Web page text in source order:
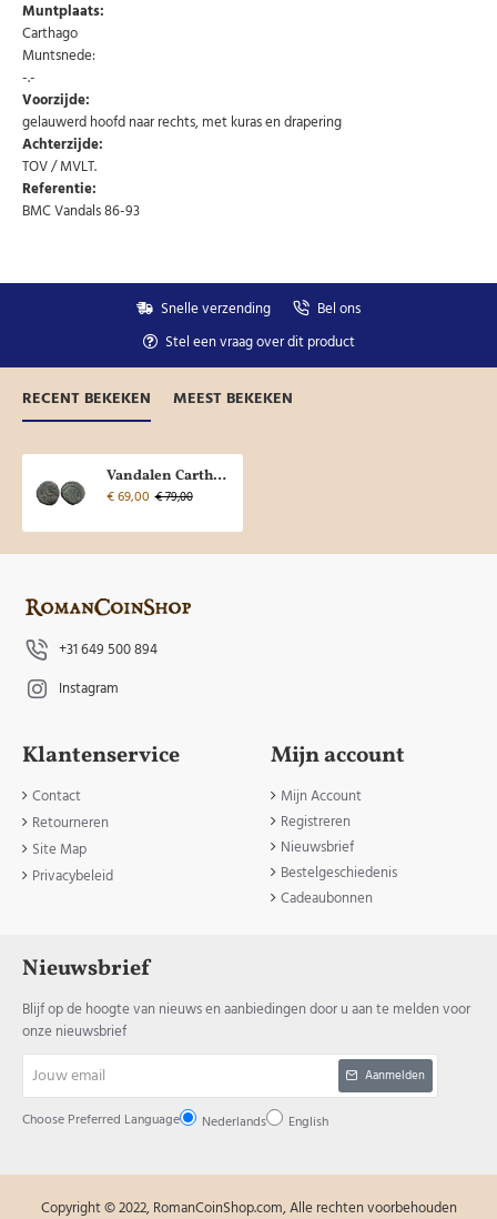
Muntplaats:
Carthago
Muntsnede:
-.-
Voorzijde:
gelauwerd hoofd naar rechts, met kuras en drapering
Achterzijde:
TOV / MVLT.
Referentie:
BMC Vandals 86-93
Snelle verzending
Bel ons
Stel een vraag over dit product
RECENT BEKEKEN MEEST BEKEKEN
Vandalen Carthago (AP2548)
€ 69,00 € 79,00
+31 649 500 894
Instagram
Klantenservice
Contact
Retourneren
Site Map
Privacybeleid
Mijn account
Mijn Account
Registreren
Nieuwsbrief
Bestelgeschiedenis
Cadeaubonnen
Nieuwsbrief
Blijf op de hoogte van nieuws en aanbiedingen door u aan te melden voor
onze nieuwsbrief
email
Aanmelden
Choose Preferred Language Nederlands English
Copyright © 2022, RomanCoinShop.com, Alle rechten voorbehouden